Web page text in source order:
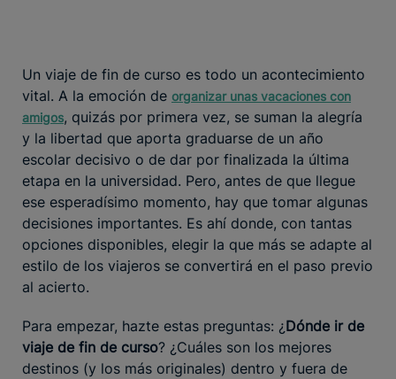
Un viaje de fin de curso es todo un acontecimiento
vital. A la emoción de organizar unas vacaciones con
amigos, quizás por primera vez, se suman la alegría
y la libertad que aporta graduarse de un año
escolar decisivo o de dar por finalizada la última
etapa en la universidad. Pero, antes de que llegue
ese esperadísimo momento, hay que tomar algunas
decisiones importantes. Es ahí donde, con tantas
opciones disponibles, elegir la que más se adapte al
estilo de los viajeros se convertirá en el paso previo
al acierto.
Para empezar, hazte estas preguntas: ¿Dónde ir de
viaje de fin de curso? ¿Cuáles son los mejores
destinos (y los más originales) dentro y fuera de